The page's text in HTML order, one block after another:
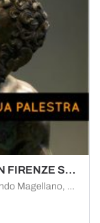
KODOKAN FIRENZE S.S.DILETTANTISTICA A R.L.
Via Ferdinando Magellano, 50127 Firenze FI, Italia